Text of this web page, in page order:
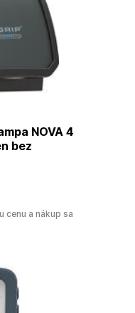
NOVA 4
bez
cenu a nákup sa